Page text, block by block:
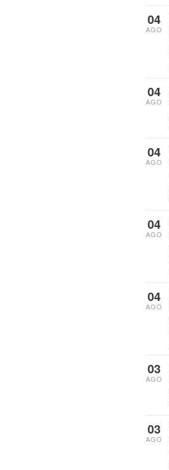
04
AGO
04
AGO
04
AGO
04
AGO
04
AGO
03
AGO
03
AGO